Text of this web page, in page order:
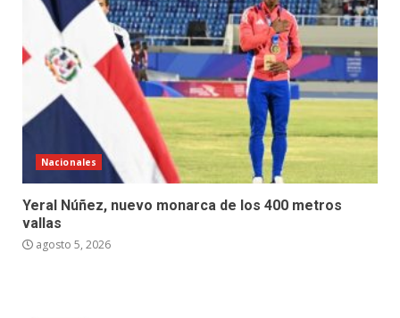
Nacionales
Yeral Núñez, nuevo monarca de los 400 metros
vallas
agosto 5, 2026